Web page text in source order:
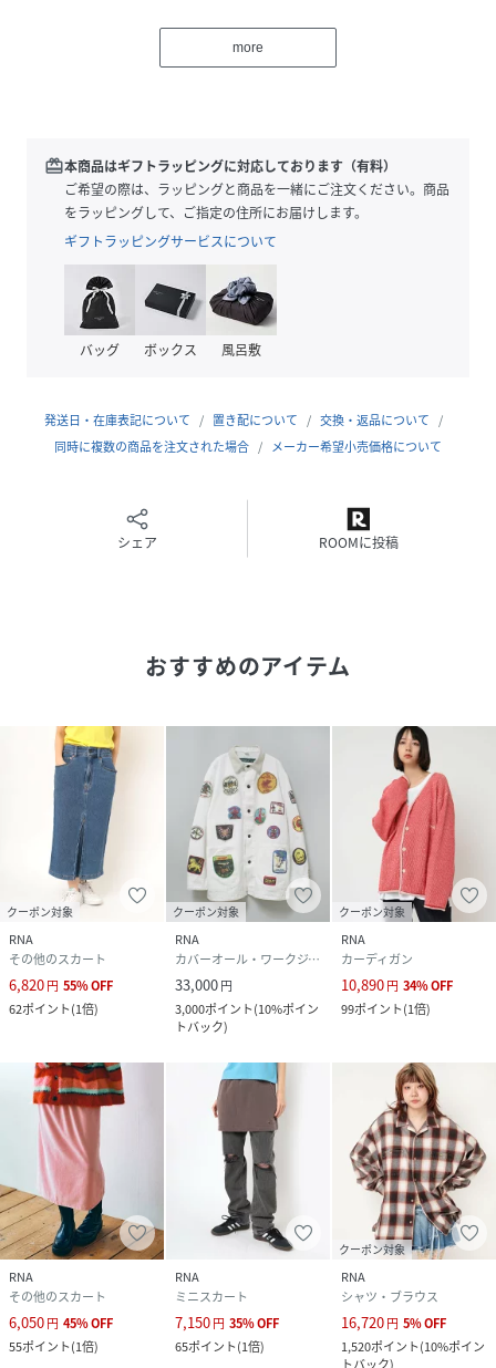
サイズを決めました。
ンしています。
デニムを使用してカジュアルな雰囲気に落とし込み、
加工はストーンウォッシュのみでシンプルにすっきりと、加
工感はしっかりつくように仕上げました。
性別タイプ レディース
サイズ M
more
redeem本商品はギフトラッピングに対応しております（有料）
ご希望の際は、ラッピングと商品を一緒にご注文ください。商品
をラッピングして、ご指定の住所にお届けします。
ギフトラッピングサービスについて
バッグ ボックス 風呂敷
発送日・在庫表記について 置き配について
交換・返品について
同時に複数の商品を注文された場合
メーカー希望小売価格について
シェア ROOMに投稿
おすすめのアイテム
クーポン対象
RNA
その他のスカート
6,820円 55%OFF
62ポイント(1倍)
クーポン対象
RNA
カバーオール・ワークジャケット
33,000円
3,000ポイント(10%ポイン
トバック)
クーポン対象
RNA
カーディガン
10,890円 34%OFF
99ポイント(1倍)
RNA
その他のスカート
6,050円 45%OFF
55ポイント(1倍)
RNA
ミニスカート
7,150円 35%OFF
65ポイント(1倍)
クーポン対象
RNA
シャツ・ブラウス
16,720円 5%OFF
1,520ポイント(10%ポイン
トバック)